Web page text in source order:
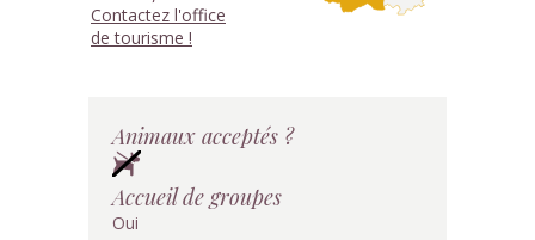
Contactez l'office
de tourisme !
Animaux acceptés ?
Accueil de groupes
Oui